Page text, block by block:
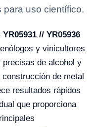
para uso científico.
// YR05936
y vinicultores
precisas de alcohol y
de metal
resultados rápidos
que proporciona